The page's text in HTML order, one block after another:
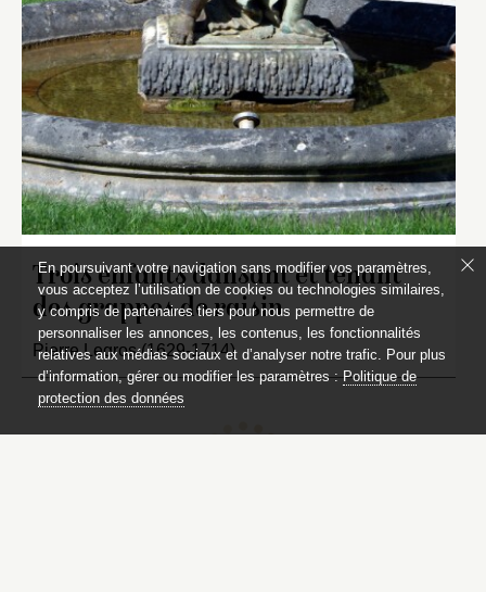
Trois enfants dansant et tenant
des grappes de raisin
Pierre Legros (1629-1714)
En poursuivant votre navigation sans modifier vos paramètres,
vous acceptez l’utilisation de cookies ou technologies similaires,
y compris de partenaires tiers pour nous permettre de
personnaliser les annonces, les contenus, les fonctionnalités
relatives aux médias sociaux et d’analyser notre trafic. Pour plus
d’information, gérer ou modifier les paramètres :Politique de
protection des données